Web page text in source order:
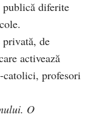
diferite
de
activează
catolici, profesori
O